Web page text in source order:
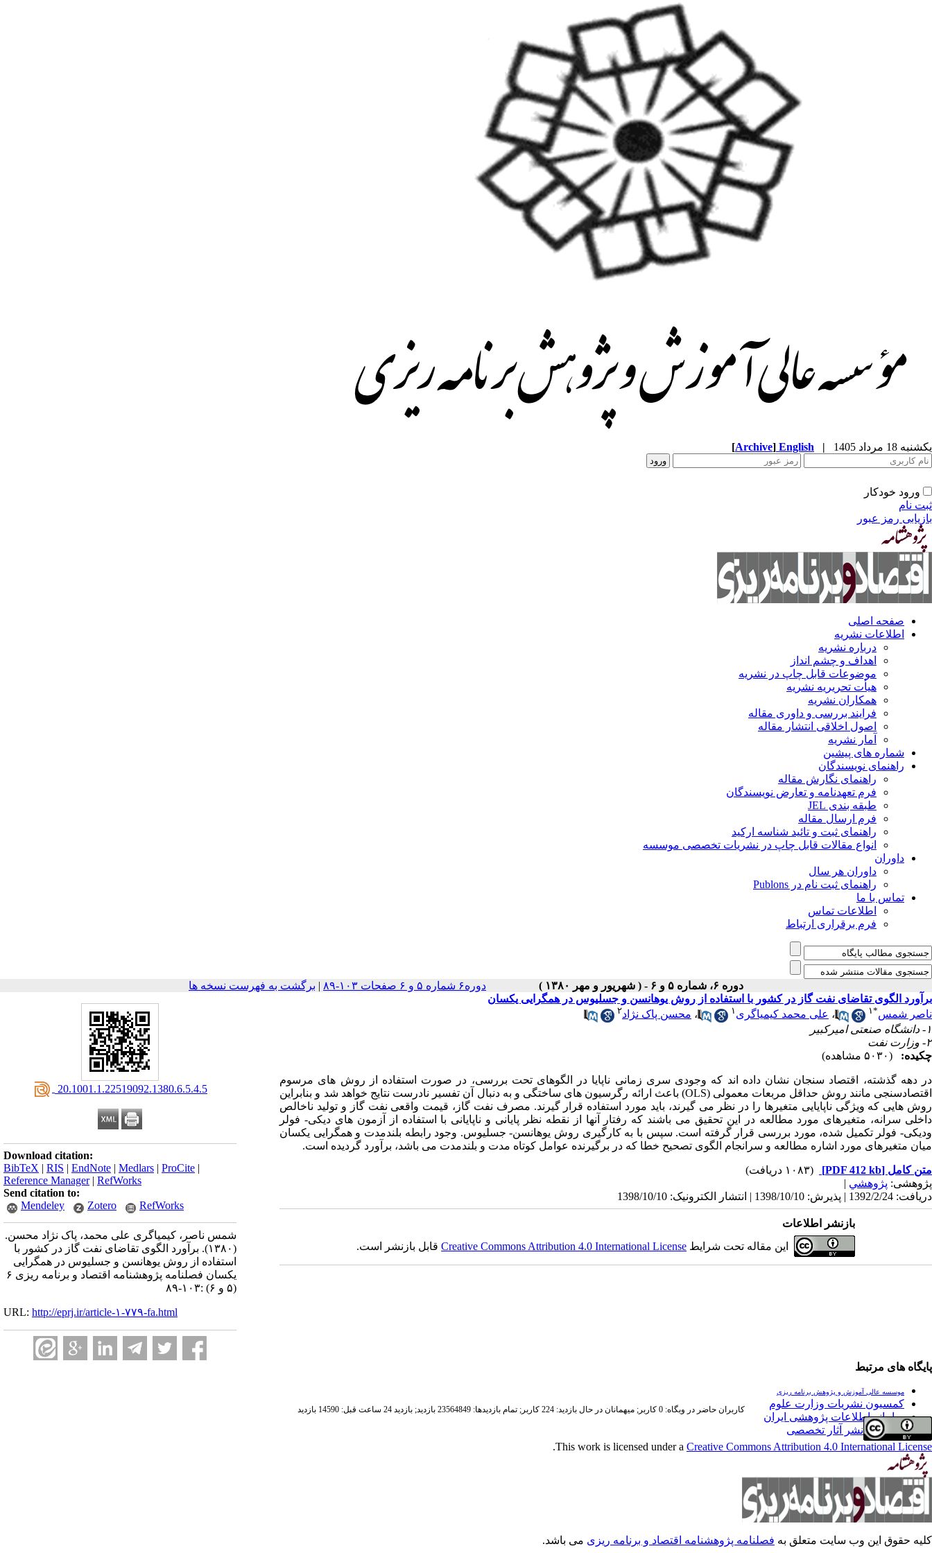
یکشنبه 18 مرداد 1405 |
English
[Archive]
ورود خودکار
ثبت نام
بازیابی رمز عبور
صفحه اصلی
اطلاعات نشریه
درباره نشریه
اهداف و چشم انداز
موضوعات قابل چاپ در نشریه
هیأت تحریریه نشریه
همکاران نشریه
فرایند بررسی و داوری مقاله
اصول اخلاقی انتشار مقاله
آمار نشریه
شماره های پیشین
راهنمای نویسندگان
راهنمای نگارش مقاله
فرم تعهدنامه و تعارض نویسندگان
طبقه بندی JEL
فرم ارسال مقاله
راهنمای ثبت و تائید شناسه ارکید
انواع مقالات قابل چاپ در نشریات تخصصی موسسه
داوران
داوران هر سال
راهنمای ثبت نام در Publons
تماس با ما
اطلاعات تماس
فرم برقراری ارتباط
دوره ۶، شماره ۵ و ۶ - ( شهريور و مهر ۱۳۸۰ ) دوره۶ شماره ۵ و ۶ صفحات ۱۰۳-۸۹ | برگشت به فهرست نسخه ها
‎ 20.1001.1.22519092.1380.6.5.4.5
Download citation:
BibTeX | RIS | EndNote | Medlars | ProCite |
Reference Manager| RefWorks
Send citation to:
Mendeley
Zotero RefWorks
شمس ناصر، کیمیاگری علی محمد، پاک نژاد محسن.
(۱۳۸۰).
برآورد الگوی تقاضای نفت گاز در کشور با
استفاده از روش یوهانسن و جسلیوس در همگرایی
یکسان فصلنامه پژوهشنامه اقتصاد و برنامه ریزی ۶
(۵ و ۶) :۱۰۳-۸۹
URL: http://eprj.ir/article-۱-۷۷۹-fa.html
برآورد الگوی تقاضای نفت گاز در کشور با استفاده از روش یوهانسن و جسلیوس در همگرایی یکسان
ناصر شمس*۱ ، علی محمد کیمیاگری ۱ ، محسن پاک نژاد۲
۱- دانشگاه صنعتی امیرکبیر
۲- وزارت نفت
چکیده:
(۵۰۳۰ مشاهده)
در دهه گذشته، اقتصاد سنجان نشان داده اند که وجودی سری زمانی ناپایا در الگوهای تحت بررسی، در صورت استفاده از روش های مرسوم
اقتصادسنجی مانند روش حداقل مربعات معمولی (OLS) باعث ارائه رگرسیون های ساختگی و به دنبال آن تفسیر نادرست نتایج خواهد شد و بنابراین
روش هایی که ویژگی ناپایایی متغیرها را در نظر می گیرند، باید مورد استفاده قرار گیرند. مصرف نفت گاز، قیمت واقعی نفت گاز و تولید ناخالص
داخلی سرانه، متغیرهای مورد مطالعه در این تحقیق می باشند که رفتار آنها از نقطه نظر پایانی و ناپایانی با استفاده از آزمون های دیکی- فولر
ودیکی- فولر تکمیل شده، مورد بررسی قرار گرفته است. سپس با به کارگیری روش یوهانسن- جسلیوس. وجود رابطه بلندمدت و همگرایی یکسان
میان متغیرهای مورد اشاره مطالعه و سرانجام الگوی تصحیح خطا که در برگیرنده عوامل کوتاه مدت و بلندمدت می باشد، برآورد گردیده است.
متن کامل [PDF 412 kb]
(۱۰۸۳ دریافت)
پژوهشی: پژوهشي |
دریافت: 1392/2/24 | پذیرش: 1398/10/10 | انتشار الکترونیک: 1398/10/10
بازنشر اطلاعات
این مقاله تحت شرایط Creative Commons Attribution 4.0 International Licenseقابل بازنشر است.
پایگاه های مرتبط
موسسه عالی آموزش و پژوهش برنامه ریزی
کمسیون نشریات وزارت علوم
سامانه اطلاعات پژوهشی ایران
فراخوان نشر آثار تخصصی
کاربران حاضر در وبگاه: 0 کاربر; میهمانان در حال بازدید: 224 کاربر; تمام بازدید‌ها: 23564849 بازدید; بازدید 24 ساعت قبل: 14590 بازدید
This work is licensed under a Creative Commons Attribution 4.0 International License
.
کلیه حقوق این وب سایت متعلق به فصلنامه پژوهشنامه اقتصاد و برنامه ریزی می باشد.